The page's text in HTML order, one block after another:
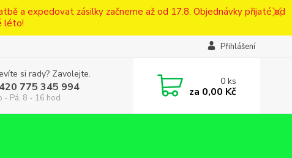
a expedovat zásilky začneme až od 17.8. Objednávky přijaté od
léto!
Přihlášení
si rady? Zavolejte.
775 345 994
- Pá, 8 - 16 hod
0ks
za 0,00 Kč